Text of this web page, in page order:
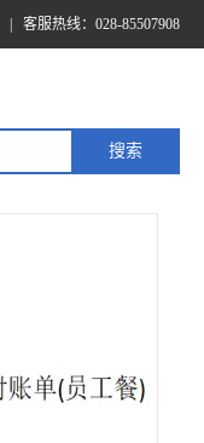
客服热线：028-85507908